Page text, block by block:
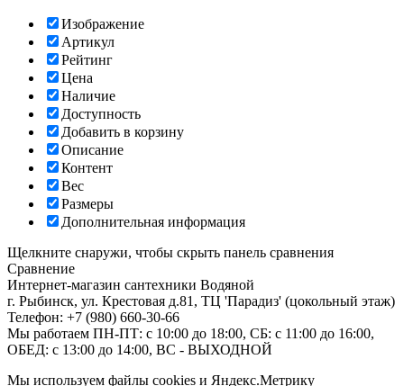
Изображение
Артикул
Рейтинг
Цена
Наличие
Доступность
Добавить в корзину
Описание
Контент
Вес
Размеры
Дополнительная информация
Щелкните снаружи, чтобы скрыть панель сравнения
Сравнение
Интернет-магазин сантехники Водяной
г. Рыбинск, ул. Крестовая д.81, ТЦ 'Парадиз' (цокольный этаж)
Телефон: +7 (980) 660-30-66
Мы работаем ПН-ПТ: с 10:00 до 18:00, СБ: с 11:00 до 16:00,
ОБЕД: с 13:00 до 14:00, ВС - ВЫХОДНОЙ
Мы используем файлы cookies и Яндекс.Метрику